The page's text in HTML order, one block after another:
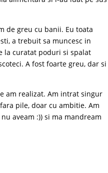
de greu cu banii. Eu toata
a trebuit sa muncesc in
la curatat poduri si spalat
A fost foarte greu, dar si
am realizat. Am intrat singur
pile, doar cu ambitie. Am
aveam :)) si ma mandream